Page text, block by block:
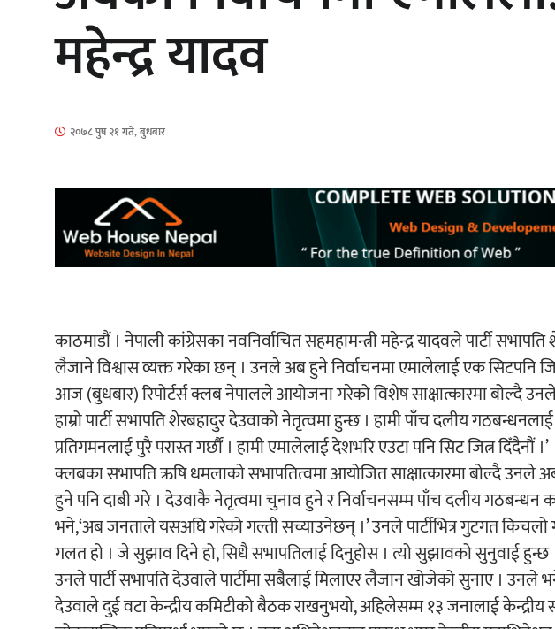
चलचित्र ‘माया भनेकै यस्तो होला’को शीर्ष
गीत सार्वजनिक
महेन्द्र यादव
२०७८ पुष २१ गते, बुधबार
काठमाडौं । नेपाली कांग्रेसका नवनिर्वाचित सहमहामन्त्री महेन्द्र यादवले पार्टी
लैजाने विश्वास व्यक्त गरेका छन् । उनले अब हुने निर्वाचनमा एमालेलाई एक सिटपनि
आज (बुधबार) रिपोर्टर्स क्लब नेपालले आयोजना गरेको विशेष साक्षात्कारमा बोल्दै
हाम्रो पार्टी सभापति शेरबहादुर देउवाको नेतृत्वमा हुन्छ । हामी पाँच दलीय
प्रतिगमनलाई पुरै परास्त गर्छौं । हामी एमालेलाई देशभरि एउटा पनि सिट जित्न दिँदैनौं ।’
क्लबका सभापति ऋषि धमलाको सभापतित्वमा आयोजित साक्षात्कारमा बोल्दै उनले
हुने पनि दाबी गरे । देउवाकै नेतृत्वमा चुनाव हुने र निर्वाचनसम्म पाँच दलीय गठबन्धन
भने,‘अब जनताले यसअघि गरेको गल्ती सच्याउनेछन् ।’ उनले पार्टीभित्र गुटगत किचलो
गलत हो । जे सुझाव दिने हो, सिधै सभापतिलाई दिनुहोस । त्यो सुझावको सुनुवाई हुन्छ
उनले पार्टी सभापति देउवाले पार्टीमा सबैलाई मिलाएर लैजान खोजेको सुनाए । उनले
देउवाले दुई वटा केन्द्रीय कमिटीको बैठक राखनुभयो, अहिलेसम्म १३ जनालाई केन्द्रीय